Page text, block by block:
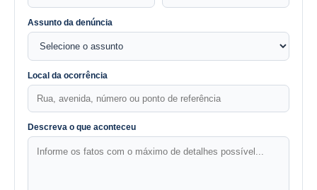
Assunto da denúncia
Local da ocorrência
Descreva o que aconteceu